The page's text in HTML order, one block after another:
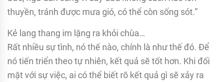
thuyền, tránh được mưa gió, có thể còn sống sót.”
Kẻ lang thang im lặng ra khỏi chùa…
Rất nhiều sự tình, nó thế nào, chính là như thế đó. Để
nó tiến triển theo tự nhiên, kết quả sẽ tốt hơn. Khi đối
mặt với sự việc, ai có thể biết rõ kết quả gì sẽ xảy ra